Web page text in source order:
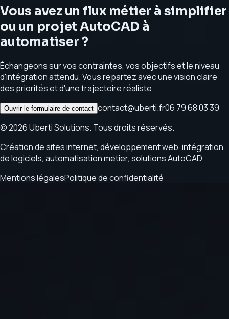
Vous avez un flux métier à simplifier
ou un projet AutoCAD à
automatiser ?
Échangeons sur vos contraintes, vos objectifs et le niveau
d'intégration attendu. Vous repartez avec une vision claire
des priorités et d'une trajectoire réaliste.
Ouvrir le formulaire de contact contact@uberti.fr06 79 68 03 39
©2026Uberti Solutions. Tous droits réservés.
Création de sites internet, développement web, intégration
de logiciels, automatisation métier, solutions AutoCAD.
Mentions légalesPolitique de confidentialité